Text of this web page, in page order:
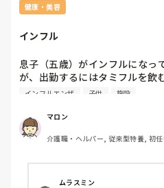
健康・美容
インフル
息子（五歳）がインフルになっ
が、出勤するにはタミフルを飲
が、1日目、２日目は何もなか
りました。
すぐ治りましたが。
インフルエンザ 子供 施設
マロン
介護職・ヘルパー, 従来型特養, 初
ムラスミン